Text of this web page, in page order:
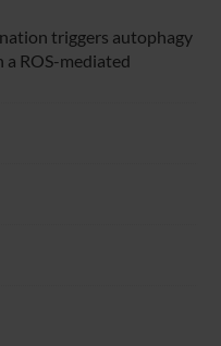
triggers autophagy
a ROS-mediated